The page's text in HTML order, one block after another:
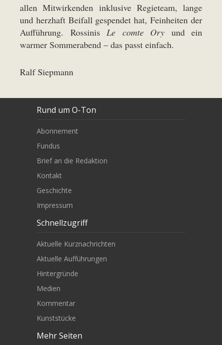
allen Mitwirkenden inklusive Regieteam, lange
und herzhaft Beifall gespendet hat, Feinheiten der
Aufführung. Rossinis Le comte Ory und ein
warmer Sommerabend – das passt einfach.
Ralf Siepmann
Rund um O-Ton
Abonnement
Fundus
Brief an die Redaktion
Kontakt
Geschichte
Impressum
Schnellzugriff
Aktuelle Kurznachrichten
Aktuelle Aufführungen
Hintergründe
Medien
Kommentar
Kunststücke
Mehr Seiten